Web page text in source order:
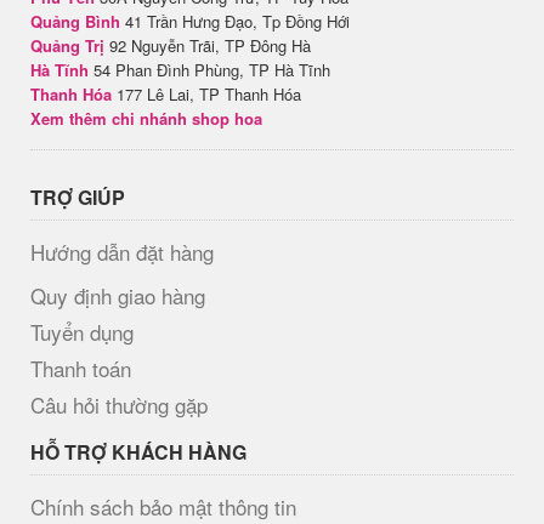
Quảng Bình 41 Trần Hưng Đạo, Tp Đồng Hới
Quảng Trị 92 Nguyễn Trãi, TP Đông Hà
Hà Tĩnh 54 Phan Đình Phùng, TP Hà Tĩnh
Thanh Hóa 177 Lê Lai, TP Thanh Hóa
Xem thêm chi nhánh shop hoa
TRỢ GIÚP
Hướng dẫn đặt hàng
Quy định giao hàng
Tuyển dụng
Thanh toán
Câu hỏi thường gặp
HỖ TRỢ KHÁCH HÀNG
Chính sách bảo mật thông tin